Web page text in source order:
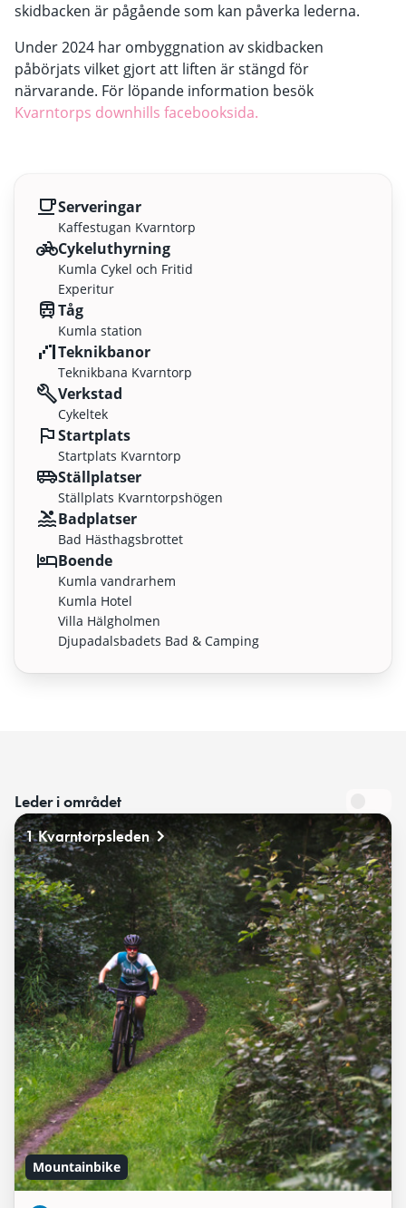
skidbacken är pågående som kan påverka lederna.
Under 2024 har ombyggnation av skidbacken
påbörjats vilket gjort att liften är stängd för
närvarande. För löpande information besök
Kvarntorps downhills facebooksida.
Serveringar
Kaffestugan Kvarntorp
Cykeluthyrning
Kumla Cykel och Fritid
Experitur
Tåg
Kumla station
Teknikbanor
Teknikbana Kvarntorp
Verkstad
Cykeltek
Startplats
Startplats Kvarntorp
Ställplatser
Ställplats Kvarntorpshögen
Badplatser
Bad Hästhagsbrottet
Boende
Kumla vandrarhem
Kumla Hotel
Villa Hälgholmen
Djupadalsbadets Bad & Camping
Leder i området
1 Kvarntorpsleden
Mountainbike